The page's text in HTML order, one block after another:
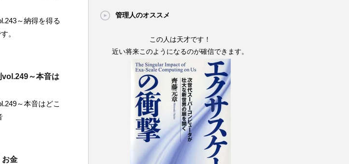
～納得を得る
。
～本音は
～本音はどこ
お金
管理人のオススメ
この人は天才です！
近い将来このようになるのが確信できます。